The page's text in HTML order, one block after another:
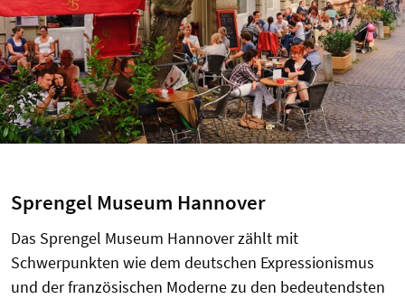
Sprengel Museum Hannover
Das Sprengel Museum Hannover zählt mit
Schwerpunkten wie dem deutschen Expressionismus
und der französischen Moderne zu den bedeutendsten